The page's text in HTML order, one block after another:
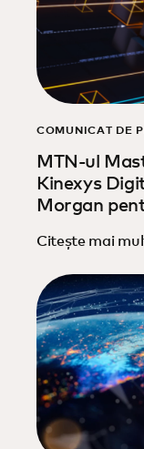
COMUNICAT DE
MTN-ul
Kinexys
Morgan
Citește mai